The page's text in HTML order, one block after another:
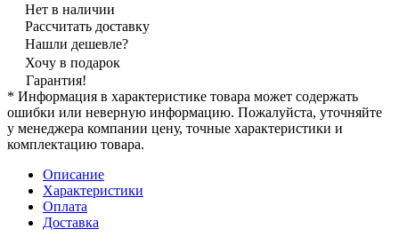
Нет в наличии
Рассчитать доставку
Нашли дешевле?
Хочу в подарок
Гарантия!
* Информация в характеристике товара может содержать
ошибки или неверную информацию. Пожалуйста, уточняйте
у менеджера компании цену, точные характеристики и
комплектацию товара.
Описание
Характеристики
Оплата
Доставка